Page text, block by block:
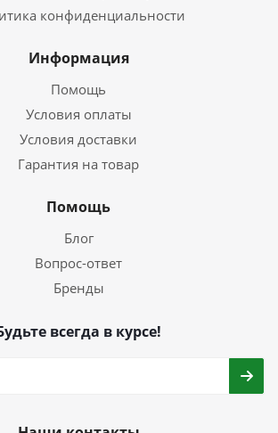
конфиденциальности
Информация
Помощь
Условия оплаты
Условия доставки
Гарантия на товар
Помощь
Блог
Вопрос-ответ
Бренды
всегда в курсе!